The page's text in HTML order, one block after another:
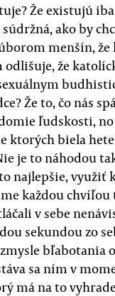
Že existujú
ako by
menšín, že
že
Že to, čo nás
ľudskosti,
ktorých biela
je to náhodou
najlepšie, využiť
každou chvíľou
v sebe
sekundou zo
bľabotania
sa ním v
má na to